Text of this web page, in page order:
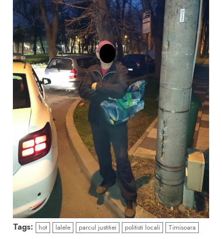
Tags: hot lalele parcul justitiei politisti locali Timisoara